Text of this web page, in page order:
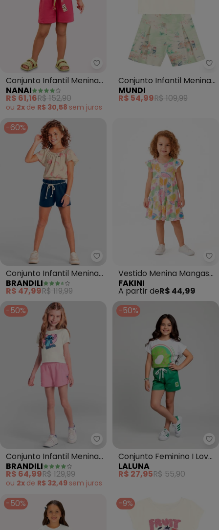
Nanai - Conjunto Infantil
Conjunto Infantil Menina
em Algodão (Bege)
NANAI
R$ 61,16R$ 152,90
ou 2x de R$ 30,58 sem juros
Conjunto Infantil Menina
Brilhante (Natural)
MUNDI
R$ 54,99R$ 109,99
-60%
Brandili - Conjunto Infantil
Conjunto Infantil Menina
Estampado (Bege)
BRANDILI
R$ 47,99R$ 119,99
Vestido Menina Mangas
Curtas (Bege)
FAKINI
A partir deR$ 44,99
-50%
Brandili - Conjunto Infantil
Conjunto Infantil Menina
do Stitch (Bege)
BRANDILI
R$ 64,99R$ 129,99
ou 2x de R$ 32,49 sem juros
-50%
Conjunto Feminino I Love
Kiwi (Creme)
LALUNA
R$ 27,95R$ 55,90
-50% -9%